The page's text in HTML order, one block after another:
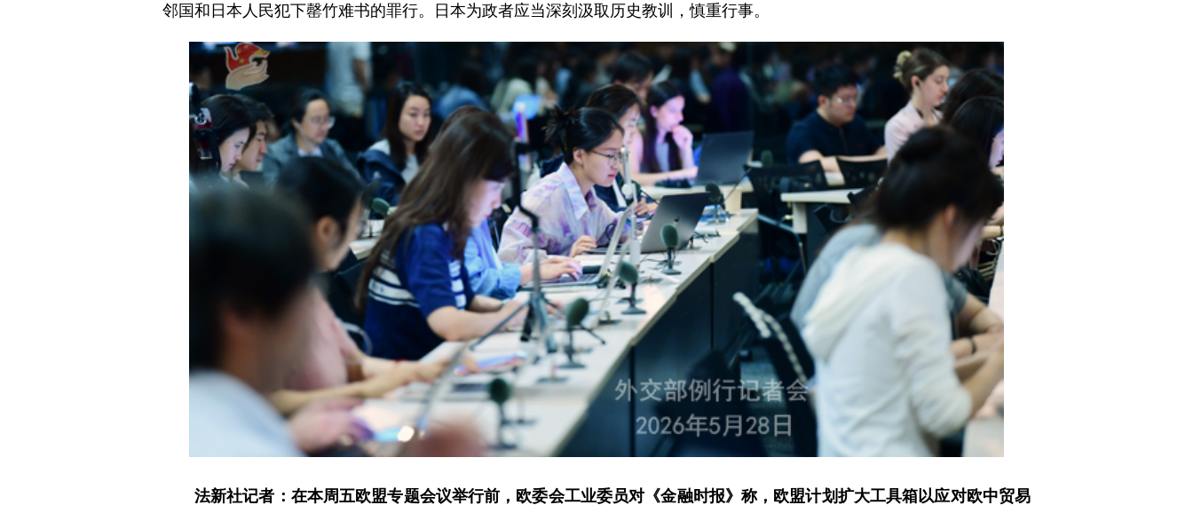
邻国和日本人民犯下罄竹难书的罪行。日本为政者应当深刻汲取历史教训，慎重行事。
法新社记者：在本周五欧盟专题会议举行前，欧委会工业委员对《金融时报》称，欧盟计划扩大工具箱以应对欧中贸易